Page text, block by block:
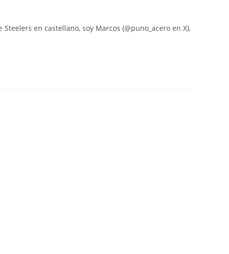
en castellano, soy Marcos (@puno_acero en X),